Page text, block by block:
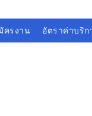
ครงาน อัตราค่าบริก